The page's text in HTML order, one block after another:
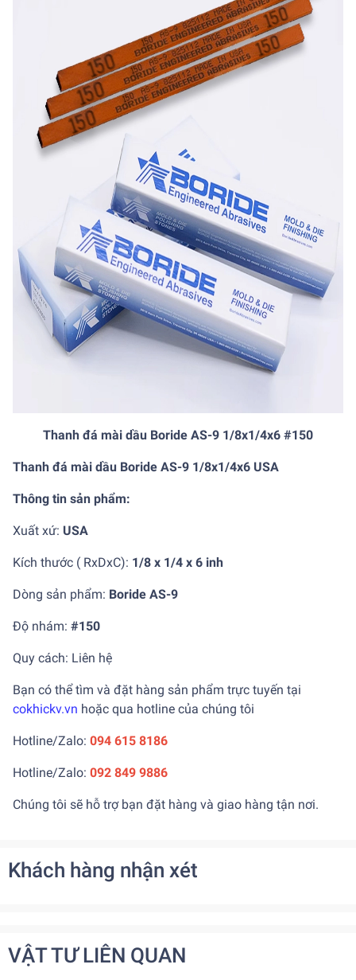
Thanh đá mài dầu Boride AS-9 1/8x1/4x6 #150
Thanh đá mài dầu Boride AS-9 1/8x1/4x6 USA
Thông tin sản phẩm:
Xuất xứ: USA
Kích thước ( RxDxC): 1/8 x 1/4 x 6 inh
Dòng sản phẩm: Boride AS-9
Độ nhám: #150
Quy cách: Liên hệ
Bạn có thể tìm và đặt hàng sản phẩm trực tuyến tại
cokhickv.vn hoặc qua hotline của chúng tôi
Hotline/Zalo: 094 615 8186
Hotline/Zalo: 092 849 9886
Chúng tôi sẽ hỗ trợ bạn đặt hàng và giao hàng tận nơi.
Khách hàng nhận xét
VẬT TƯ LIÊN QUAN